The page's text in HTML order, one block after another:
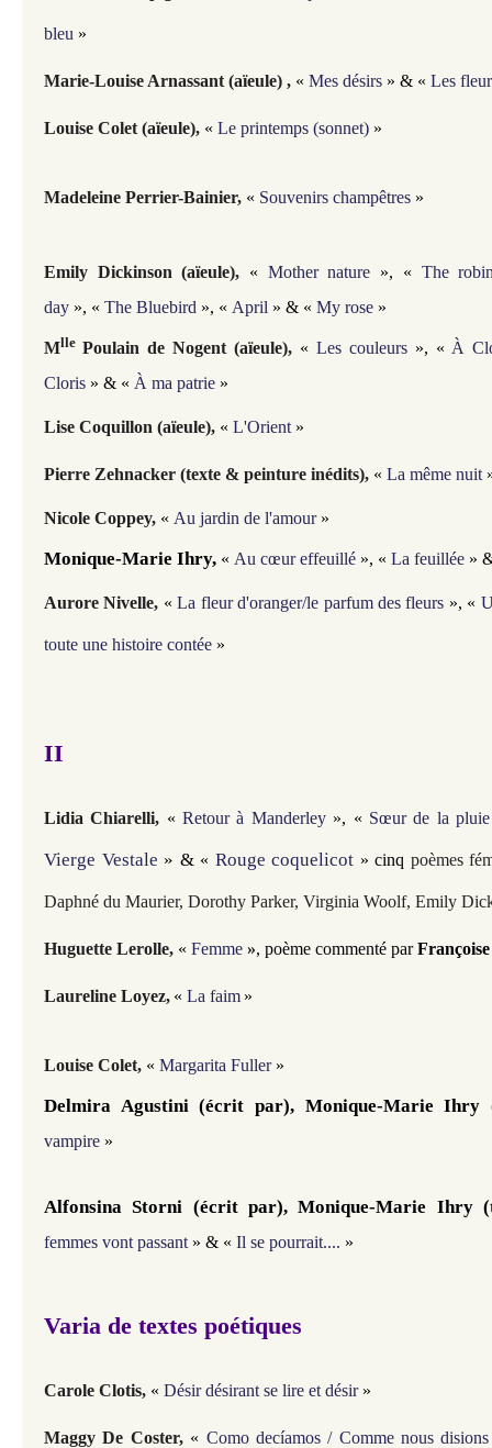
bleu »
Marie-Louise Arnassant (aïeule) , « Mes désirs » & « Les
Louise Colet (aïeule), « Le printemps (sonnet) »
Madeleine Perrier-Bainier, « Souvenirs champêtres »
Emily Dickinson (aïeule), « Mother nature », « The
day », « The Bluebird », « April » & « My rose »
Mlle Poulain de Nogent (aïeule), « Les couleurs », « À
Cloris » & « À ma patrie »
Lise Coquillon (aïeule), « L'Orient »
Pierre Zehnacker (texte & peinture inédits), « La même nuit
Nicole Coppey, « Au jardin de l'amour »
Monique-Marie Ihry, « Au cœur effeuillé », « La feuillée »
Aurore Nivelle, «La fleur d'oranger/le parfum des fleurs », «
toute une histoire contée »
II
Lidia Chiarelli, « Retour à Manderley », « Sœur de la pluie
Vierge Vestale » & « Rouge coquelicot » cinq poèmes
Daphné du Maurier, Dorothy Parker, Virginia Woolf, Emily
Huguette Lerolle, « Femme », poème commenté par
Laureline Loyez, « La faim »
Louise Colet, « Margarita Fuller »
Delmira Agustini (écrit par), Monique-Marie
vampire »
Alfonsina Storni (écrit par), Monique-Marie Ihry
femmes vont passant » & « Il se pourrait.... »
Varia de textes poétiques
Carole Clotis, « Désir désirant se lire et désir »
Maggy De Coster, « Como decíamos / Comme nous